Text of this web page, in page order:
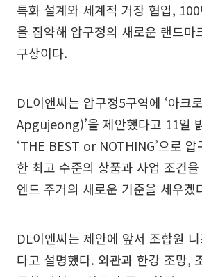
특화 설계와 세계적 거장 협업,
을 집약해 압구정의 새로운 랜드마
구상이다.
DL이앤씨는 압구정5구역에 ‘아크
Apgujeong)’을 제안했다고 11일
‘THE BEST or NOTHING’으로
한 최고 수준의 상품과 사업 조건
엔드 주거의 새로운 기준을 세우겠
DL이앤씨는 제안에 앞서 조합원
다고 설명했다. 외관과 한강 조망,